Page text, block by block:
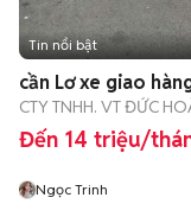
Tin nổi bật
cần Lơ xe giao
CTY TNHH. VT ĐỨC
Đến 14 triệu/
Ngọc Trinh